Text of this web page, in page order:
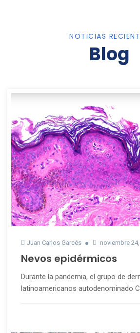
NOTICIAS
Blog
Juan Carlos Garcés noviembre
Nevos epidérmicos
Durante la pandemia, el grupo de
latinoamericanos autodenominado